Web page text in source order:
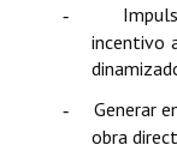
Huéspedes de
-
incentivo
- Generar
obra